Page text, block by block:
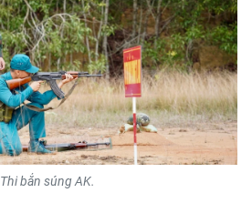
Thi bắn súng AK.